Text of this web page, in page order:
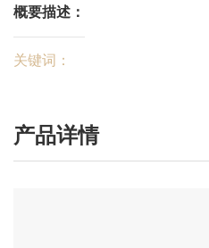
概要描述：
关键词：
产品详情